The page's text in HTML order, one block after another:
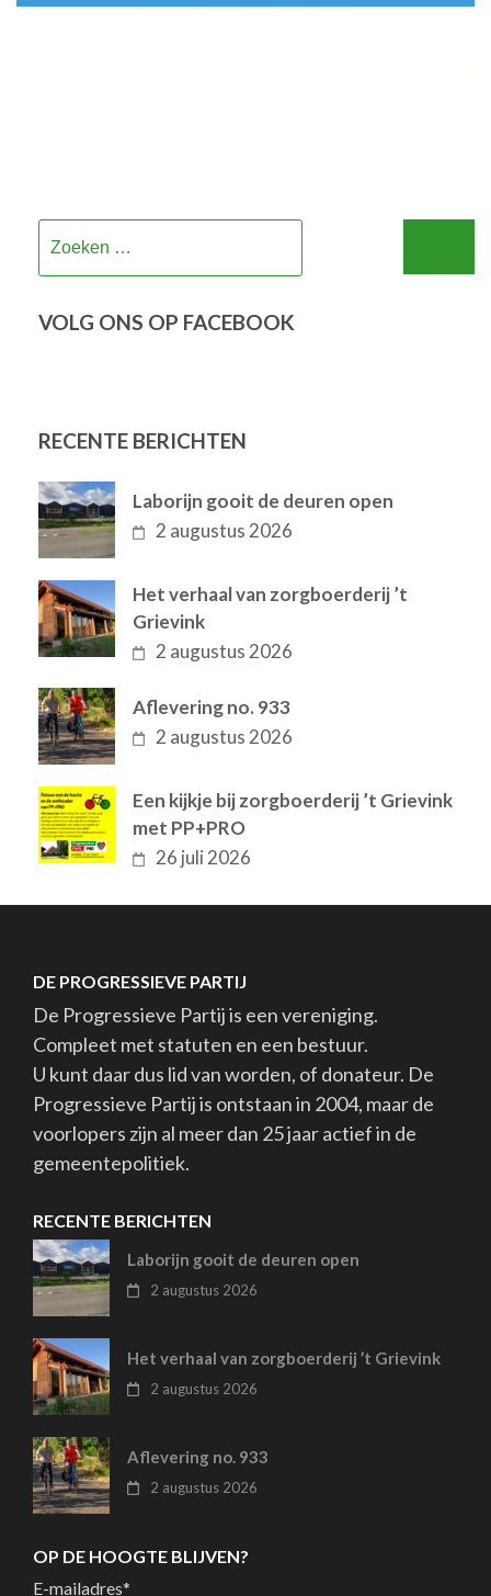
VOLG ONS OP FACEBOOK
RECENTE BERICHTEN
Laborijn gooit de deuren open
2 augustus 2026
Het verhaal van zorgboerderij ’t
Grievink
2 augustus 2026
Aflevering no. 933
2 augustus 2026
Een kijkje bij zorgboerderij ’t Grievink
met PP+PRO
26 juli 2026
DE PROGRESSIEVE PARTIJ
De Progressieve Partij is een vereniging.
Compleet met statuten en een bestuur.
U kunt daar dus lid van worden, of donateur. De
Progressieve Partij is ontstaan in 2004, maar de
voorlopers zijn al meer dan 25 jaar actief in de
gemeentepolitiek.
RECENTE BERICHTEN
Laborijn gooit de deuren open
2 augustus 2026
Het verhaal van zorgboerderij ’t Grievink
2 augustus 2026
Aflevering no. 933
2 augustus 2026
OP DE HOOGTE BLIJVEN?
E-mailadres*